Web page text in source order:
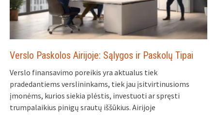
Verslo Paskolos Airijoje: Sąlygos ir Paskolų Tipai
Verslo finansavimo poreikis yra aktualus tiek
pradedantiems verslininkams, tiek jau įsitvirtinusioms
įmonėms, kurios siekia plėstis, investuoti ar spręsti
trumpalaikius pinigų srautų iššūkius. Airijoje